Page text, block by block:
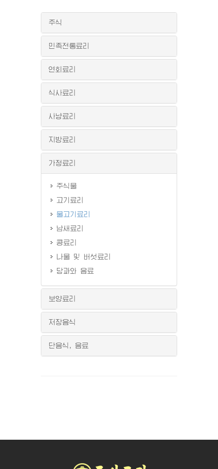
주식
민족전통료리
연회료리
식사료리
사냥료리
지방료리
가정료리
주식물
고기료리
물고기료리
남새료리
콩료리
나물 및 버섯료리
당과와 음료
보양료리
저장음식
단음식, 음료